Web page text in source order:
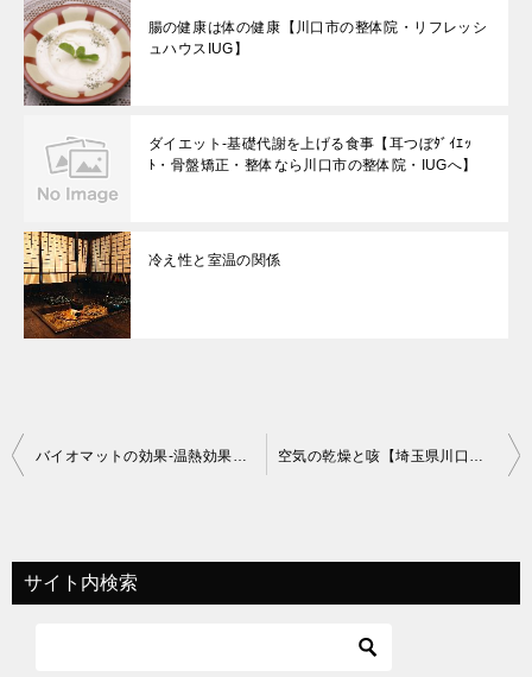
腸の健康は体の健康【川口市の整体院・リフレッシ
ュハウスIUG】
ダイエット-基礎代謝を上げる食事【耳つぼﾀﾞｲｴｯ
ﾄ・骨盤矯正・整体なら川口市の整体院・IUGへ】
冷え性と室温の関係
投
ビ
ゲ
バイオマットの効果-温熱効果とマイナスイオン-【川口市の整体院・リフレッシュハウスIUGへ】 空気の乾燥と咳【埼玉県川口市の整体院・リフレッシュハウスIUGへ】
サイト内検索